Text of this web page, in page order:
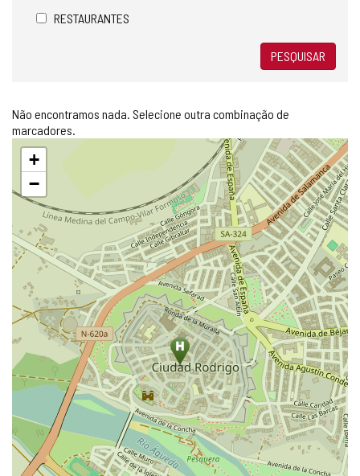
RESTAURANTES
PESQUISAR
Não encontramos nada. Selecione outra combinação de
marcadores.
Pular
mapa
+
−